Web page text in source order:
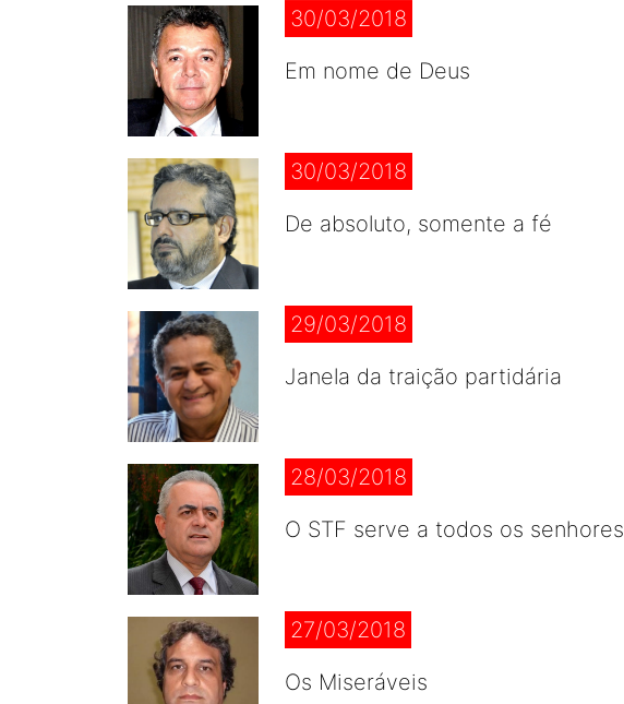
30/03/2018
Em nome de Deus
30/03/2018
De absoluto, somente a fé
29/03/2018
Janela da traição partidária
28/03/2018
O STF serve a todos os senhores
27/03/2018
Os Miseráveis